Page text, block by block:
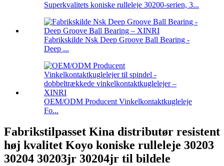
Superkvalitets koniske rulleleje 30200-serien, 3...
Fabrikskilde Nsk Deep Groove Ball Bearing -
Deep ...
OEM/ODM Producent Vinkelkontaktkugleleje
Fo...
Fabrikstilpasset Kina distributør resistent
høj kvalitet Koyo koniske rulleleje 30203
30204 30203jr 30204jr til bildele